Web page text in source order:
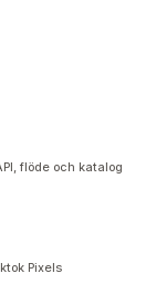
flöde och katalog
Pixels